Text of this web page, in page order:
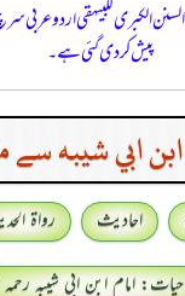
الكبرى للبيهقي اردو
پیش کر دی گئی ہے۔
ابي شيبه سے
احادیث
رواۃ
امام ابن ابی شیبہ رحمہ